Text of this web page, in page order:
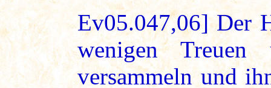
Ev05.047,06] Der
wenigen
versammeln und